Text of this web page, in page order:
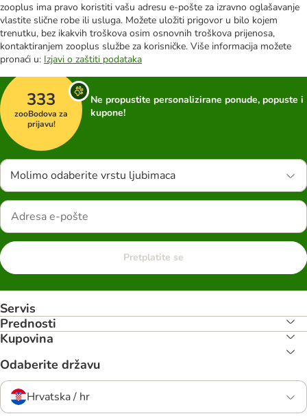
zooplus ima pravo koristiti vašu adresu e-pošte za izravno oglašavanje
vlastite slične robe ili usluga. Možete uložiti prigovor u bilo kojem
trenutku, bez ikakvih troškova osim osnovnih troškova prijenosa,
kontaktiranjem zooplus službe za korisničke. Više informacija možete
pronaći u: Izjavi o zaštiti podataka
333
zooBodova za
prijavu!
Ne propustite personalizirane ponude, popuste i
kupone!
Molimo odaberite vrstu ljubimaca
Pretplatite se
Servis
Prednosti
Kupovina
Odaberite državu
Hrvatska / hr